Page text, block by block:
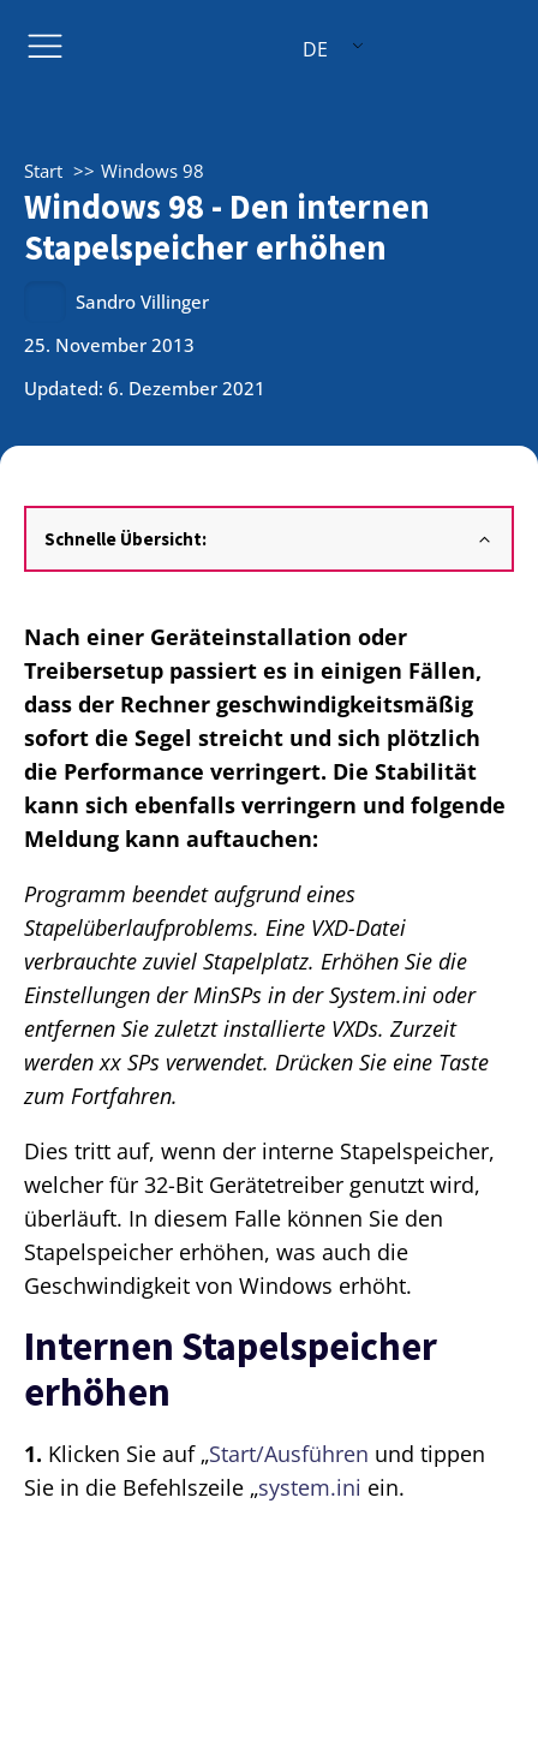
DE
Start Windows 98
Windows 98 - Den internen
Stapelspeicher erhöhen
Sandro Villinger
25. November 2013
Updated: 6. Dezember 2021
Schnelle Übersicht:
Nach einer Geräteinstallation oder
Treibersetup passiert es in einigen Fällen,
dass der Rechner geschwindigkeitsmäßig
sofort die Segel streicht und sich plötzlich
die Performance verringert. Die Stabilität
kann sich ebenfalls verringern und folgende
Meldung kann auftauchen:
Programm beendet aufgrund eines
Stapelüberlaufproblems. Eine VXD-Datei
verbrauchte zuviel Stapelplatz. Erhöhen Sie die
Einstellungen der MinSPs in der System.ini oder
entfernen Sie zuletzt installierte VXDs. Zurzeit
werden xx SPs verwendet. Drücken Sie eine Taste
zum Fortfahren.
Dies tritt auf, wenn der interne Stapelspeicher,
welcher für 32-Bit Gerätetreiber genutzt wird,
überläuft. In diesem Falle können Sie den
Stapelspeicher erhöhen, was auch die
Geschwindigkeit von Windows erhöht.
Internen Stapelspeicher
erhöhen
1. Klicken Sie auf „Start/Ausführen und tippen
Sie in die Befehlszeile „system.ini ein.